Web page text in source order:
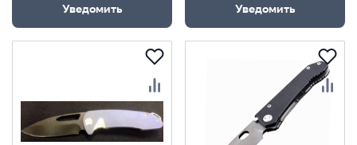
Уведомить Уведомить